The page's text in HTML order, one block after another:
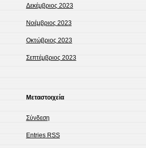
Δεκέμβριος 2023
Νοέμβριος 2023
Οκτώβριος 2023
Σεπτέμβριος 2023
Μεταστοιχεία
Σύνδεση
Entries RSS